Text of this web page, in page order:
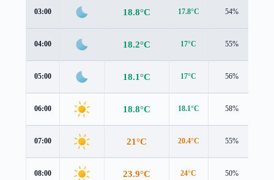
03:00 18.8°C 17.8°C 54%
04:00 18.2°C 17°C 55%
05:00 18.1°C 17°C 56%
06:00 18.8°C 18.1°C 58%
07:00 21°C 20.4°C 55%
08:00 23.9°C 24°C 50%